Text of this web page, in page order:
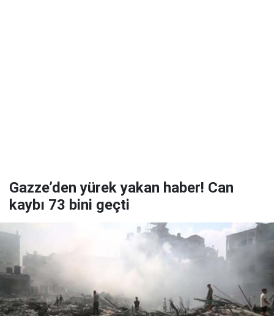
Gazze’den yürek yakan haber! Can
kaybı 73 bini geçti